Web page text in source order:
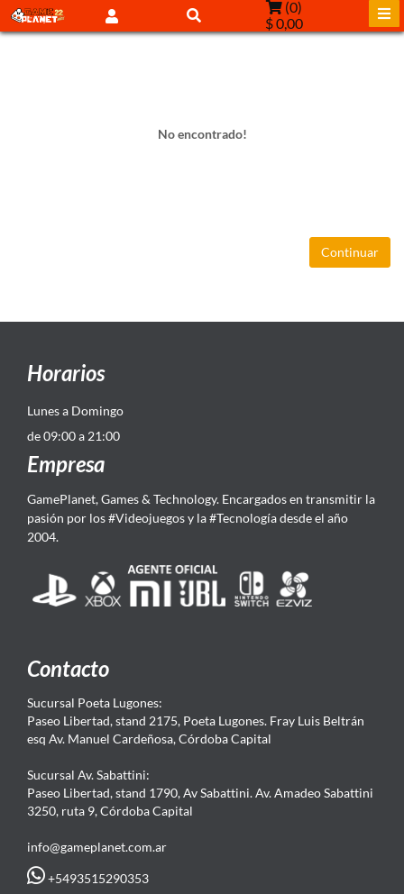
(0)
$ 0,00
No encontrado!
Continuar
Horarios
Lunes a Domingo
de 09:00 a 21:00
Empresa
GamePlanet, Games & Technology. Encargados en transmitir la
pasión por los #Videojuegos y la #Tecnología desde el año
2004.
Contacto
Sucursal Poeta Lugones:
Paseo Libertad, stand 2175, Poeta Lugones. Fray Luis Beltrán
esq Av. Manuel Cardeñosa, Córdoba Capital
Sucursal Av. Sabattini:
Paseo Libertad, stand 1790, Av Sabattini. Av. Amadeo Sabattini
3250, ruta 9, Córdoba Capital
info@gameplanet.com.ar
+5493515290353